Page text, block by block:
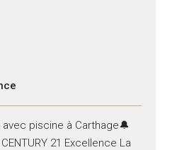
avec piscine à Carthage🔔
21 Excellence La